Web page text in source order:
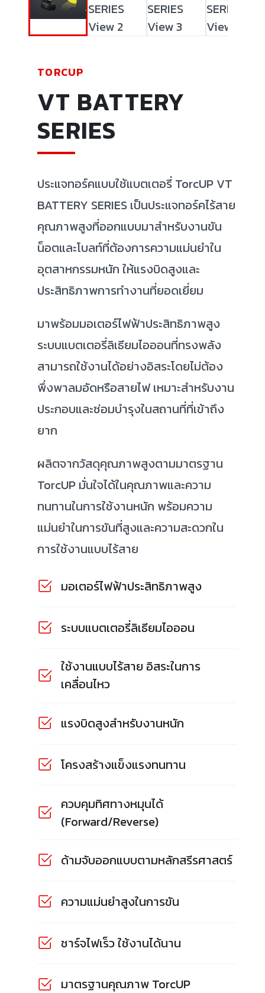
TORCUP
VT BATTERY
SERIES
ประแจทอร์คแบบใช้แบตเตอรี่ TorcUP VT
BATTERY SERIES เป็นประแจทอร์คไร้สาย
คุณภาพสูงที่ออกแบบมาสำหรับงานขัน
น็อตและโบลท์ที่ต้องการความแม่นยำใน
อุตสาหกรรมหนัก ให้แรงบิดสูงและ
ประสิทธิภาพการทำงานที่ยอดเยี่ยม
มาพร้อมมอเตอร์ไฟฟ้าประสิทธิภาพสูง
ระบบแบตเตอรี่ลิเธียมไอออนที่ทรงพลัง
สามารถใช้งานได้อย่างอิสระโดยไม่ต้อง
พึ่งพาลมอัดหรือสายไฟ เหมาะสำหรับงาน
ประกอบและซ่อมบำรุงในสถานที่ที่เข้าถึง
ยาก
ผลิตจากวัสดุคุณภาพสูงตามมาตรฐาน
TorcUP มั่นใจได้ในคุณภาพและความ
ทนทานในการใช้งานหนัก พร้อมความ
แม่นยำในการขันที่สูงและความสะดวกใน
การใช้งานแบบไร้สาย
มอเตอร์ไฟฟ้าประสิทธิภาพสูง
ระบบแบตเตอรี่ลิเธียมไอออน
ใช้งานแบบไร้สาย อิสระในการ
เคลื่อนไหว
แรงบิดสูงสำหรับงานหนัก
โครงสร้างแข็งแรงทนทาน
ควบคุมทิศทางหมุนได้
(Forward/Reverse)
ด้ามจับออกแบบตามหลักสรีรศาสตร์
ความแม่นยำสูงในการขัน
ชาร์จไฟเร็ว ใช้งานได้นาน
มาตรฐานคุณภาพ TorcUP